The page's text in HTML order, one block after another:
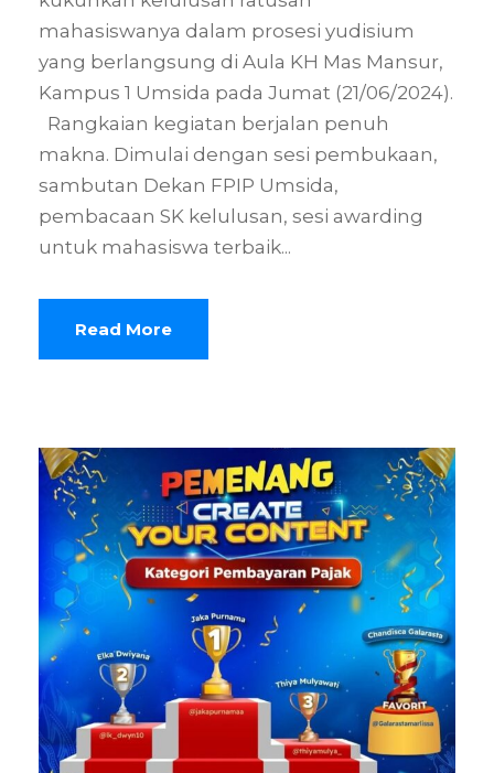
mahasiswanya dalam prosesi yudisium
yang berlangsung di Aula KH Mas Mansur,
Kampus 1 Umsida pada Jumat (21/06/2024).
Rangkaian kegiatan berjalan penuh
makna. Dimulai dengan sesi pembukaan,
sambutan Dekan FPIP Umsida,
pembacaan SK kelulusan, sesi awarding
untuk mahasiswa terbaik...
Read More